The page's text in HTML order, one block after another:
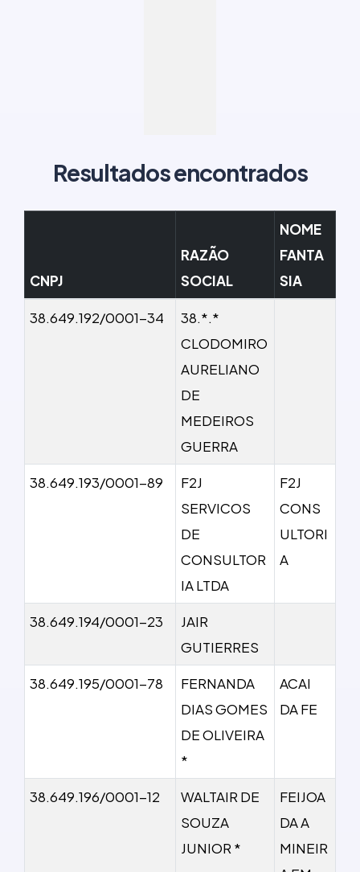
Resultados encontrados
CNPJ
RAZÃO
SOCIAL
NOME
FANTA
SIA
38.649.192/0001-34
38.*.*
CLODOMIRO
AURELIANO
DE
MEDEIROS
GUERRA
38.649.193/0001-89
F2J
SERVICOS
DE
CONSULTOR
IA LTDA
F2J
CONS
ULTORI
A
38.649.194/0001-23
JAIR
GUTIERRES
38.649.195/0001-78
FERNANDA
DIAS GOMES
DE OLIVEIRA
*
ACAI
DA FE
38.649.196/0001-12
WALTAIR DE
SOUZA
JUNIOR *
FEIJOA
DA A
MINEIR